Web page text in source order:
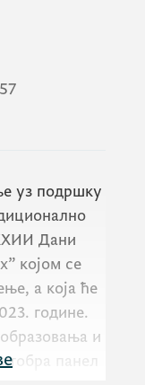
уз подршку
Дани
којом се
а која ће
године.
и
панел